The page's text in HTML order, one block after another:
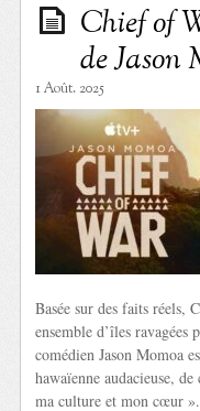
Chief of
de Jason
1 Août. 2025
Basée sur des faits réels,
ensemble d’îles
comédien Jason Momoa
hawaïenne audacieuse,
ma culture et mon cœur